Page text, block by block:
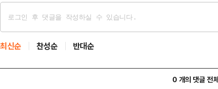
최신순 찬성순 반대순
0 개의 댓글 전